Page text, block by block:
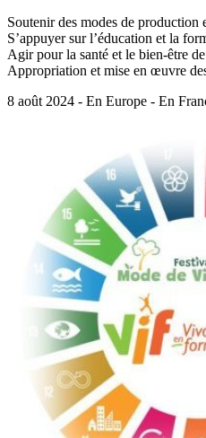
Soutenir des modes de production
S’appuyer sur l’éducation et la
Agir pour la santé et le bien-être
Appropriation et mise en œuvre
8 août 2024 - En Europe - En